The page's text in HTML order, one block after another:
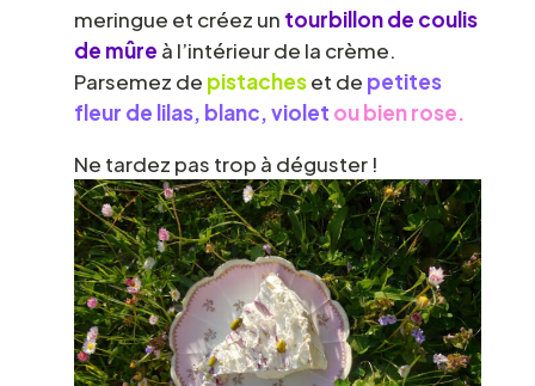
meringue et créez un tourbillon de coulis
de mûre à l’intérieur de la crème.
Parsemez de pistacheset de petites
fleur de lilas, blanc, violet ou bien rose.
Ne tardez pas trop à déguster !